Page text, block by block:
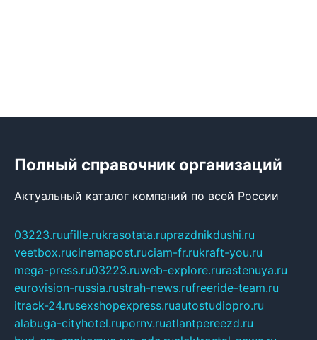
Полный справочник организаций
Актуальный каталог компаний по всей России
03223.ruufille.rukrasotata.ruprazdnikdushi.ru
veetbox.rucinemapost.ruciam-fr.rukraft-you.ru
mega-press.ru03223.ruweb-explore.rurastenuya.ru
eurovision-russia.rustrah-news.rufreeride-team.ru
itrack-24.rusexshopexpress.ruautostudiopro.ru
alabuga-cityhotel.rupornv.ruatlantpereezd.ru